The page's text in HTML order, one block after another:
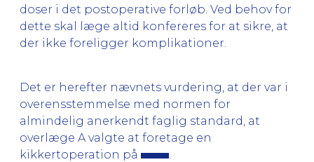
doser i det postoperative forløb. Ved behov for
dette skal læge altid konfereres for at sikre, at
der ikke foreligger komplikationer.
Det er herefter nævnets vurdering, at der var i
overensstemmelse med normen for
almindelig anerkendt faglig standard, at
overlæge A valgte at foretage en
kikkertoperation på